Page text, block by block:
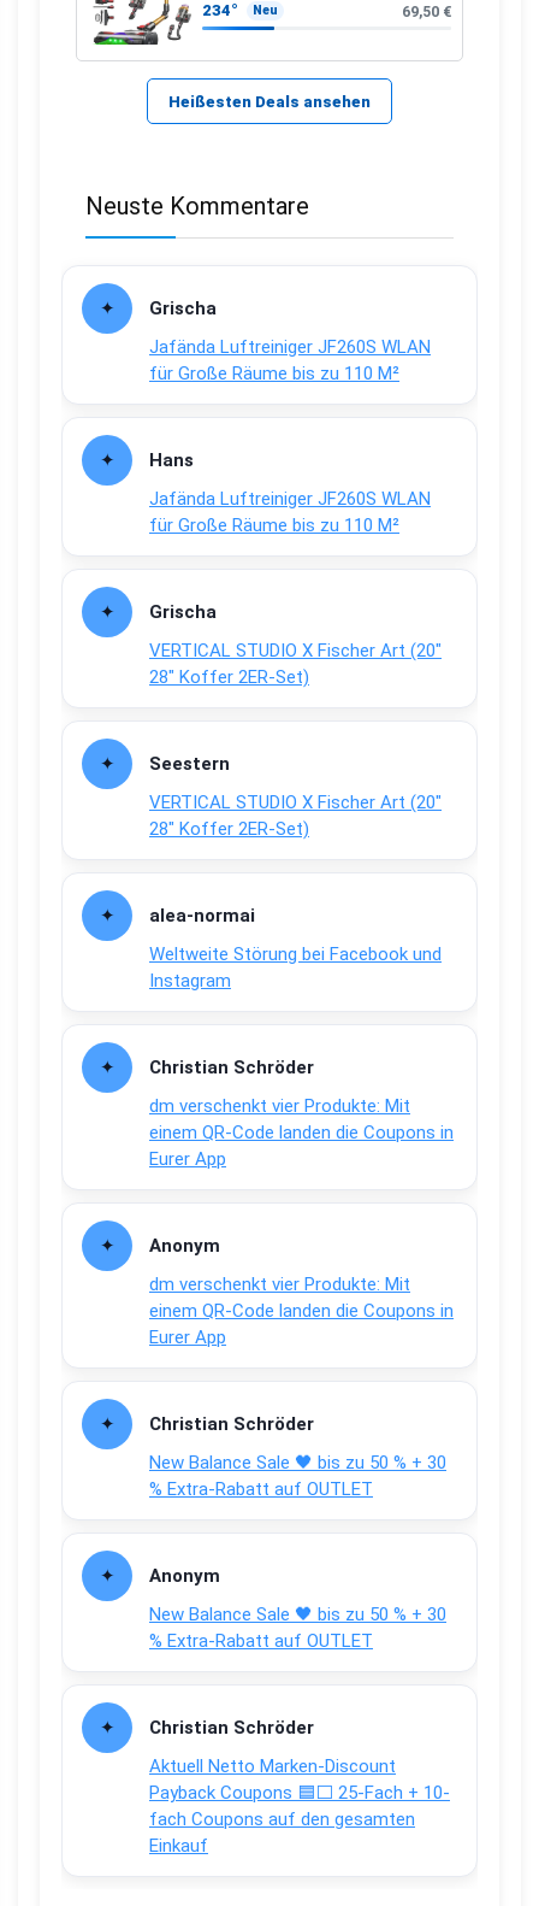
234° Neu 69,50 €
Heißesten Deals ansehen
Neuste Kommentare
Grischa
Jafända Luftreiniger JF260S WLAN
für Große Räume bis zu 110 M²
Hans
Jafända Luftreiniger JF260S WLAN
für Große Räume bis zu 110 M²
Grischa
VERTICAL STUDIO X Fischer Art (20″
28″ Koffer 2ER-Set)
Seestern
VERTICAL STUDIO X Fischer Art (20″
28″ Koffer 2ER-Set)
alea-normai
Weltweite Störung bei Facebook und
Instagram
Christian Schröder
dm verschenkt vier Produkte: Mit
einem QR-Code landen die Coupons in
Eurer App
Anonym
dm verschenkt vier Produkte: Mit
einem QR-Code landen die Coupons in
Eurer App
Christian Schröder
New Balance Sale 🖤 bis zu 50 % + 30
% Extra-Rabatt auf OUTLET
Anonym
New Balance Sale 🖤 bis zu 50 % + 30
% Extra-Rabatt auf OUTLET
Christian Schröder
Aktuell Netto Marken-Discount
Payback Coupons 🟦⬜ 25-Fach + 10-
fach Coupons auf den gesamten
Einkauf